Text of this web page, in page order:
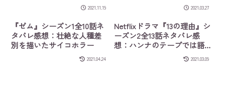
2021.11.19 2021.03.27
『ゼム』シーズン1全10話ネ
タバレ感想：壮絶な人種差
別を描いたサイコホラー
2021.04.24
Netflixドラマ『13の理由』シ
ーズン2全13話ネタバレ感
想：ハンナのテープでは語
2021.03.09